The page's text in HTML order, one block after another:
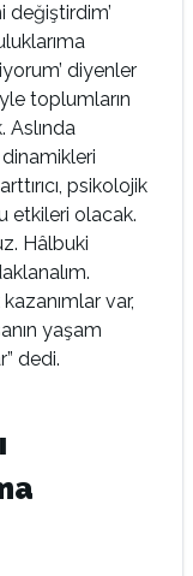
değiştirdim’
diyenler
toplumların
psikolojik
etkileri olacak.
Hâlbuki
var,
yaşam
dedi.